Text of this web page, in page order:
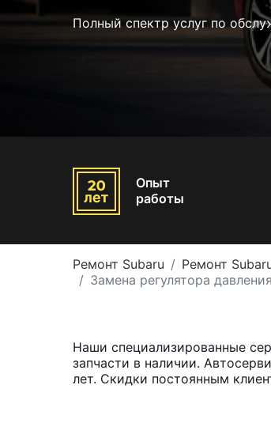
Полный спектр услуг по
Опыт
работы
Ремонт Subaru Ремонт
Замена регулятора
Наши специализированные
запчасти в наличии.
лет. Скидки постоянным